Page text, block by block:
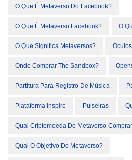
O Que É Metaverso Do Facebook?
O Que É Metaverso Facebook? O
O Que Significa Metaversos? Óculos
Onde Comprar The Sandbox?
Partitura Para Registro De Música
Plataforma Inspire Pulseiras
Qual Criptomoeda Do Metaverso
Qual O Objetivo Do Metaverso?